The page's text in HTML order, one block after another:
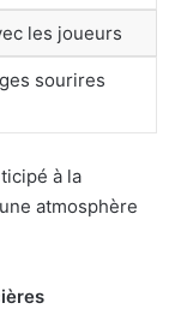
les joueurs
sourires
à la
atmosphère